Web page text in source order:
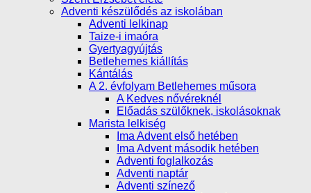
Adventi készülődés az iskolában
Adventi lelkinap
Taize-i imaóra
Gyertyagyújtás
Betlehemes kiállítás
Kántálás
A 2. évfolyam Betlehemes műsora
A Kedves nővéreknél
Előadás szülőknek, iskolásoknak
Marista lelkiség
Ima Advent első hetében
Ima Advent második hetében
Adventi foglalkozás
Adventi naptár
Adventi színező